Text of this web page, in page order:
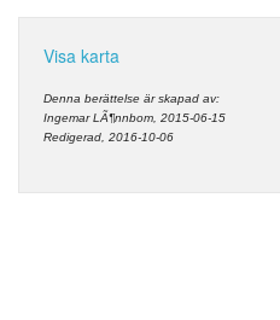
Visa karta
Denna berättelse är skapad av:
Ingemar LÃ¶nnbom, 2015-06-15
Redigerad, 2016-10-06